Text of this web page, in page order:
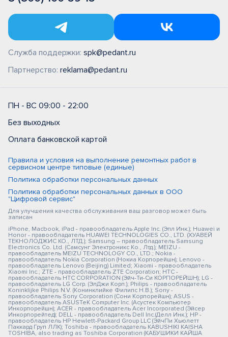
Служба поддержки: spk@pedant.ru
Партнерство: reklama@pedant.ru
ПН - ВС 09:00 - 22:00
Без выходных
Оплата банковской картой
Правила и условия на выполнение ремонтных работ в
сервисном центре типовые (единые)
Политика обработки персональных данных
Политика обработки персональных данных в ООО
"Цифровой сервис"
Для улучшения качества обслуживания ваш разговор может быть
записан
iPhone, Macbook, iPad - правообладатель Apple Inc. (Эпл Инк.); Huawei и
Honor - правообладатель HUAWEI TECHNOLOGIES CO., LTD. (ХУАВЕЙ
ТЕКНОЛОДЖИС КО., ЛТД.); Samsung – правообладатель Samsung
Electronics Co. Ltd. (Самсунг Электроникс Ко., Лтд.); MEIZU -
правообладатель MEIZU TECHNOLOGY CO., LTD.; Nokia -
правообладатель Nokia Corporation (Нокиа Корпорейшн); Lenovo -
правообладатель Lenovo (Beijing) Limited; Xiaomi - правообладатель
Xiaomi Inc.; ZTE - правообладатель ZTE Corporation; HTC -
правообладатель HTC CORPORATION (Эйч-Ти-Си КОРПОРЕЙШН); LG -
правообладатель LG Corp. (ЭлДжи Корп.); Philips - правообладатель
Koninklijke Philips N.V. (Конинклийке Филипс Н.В.); Sony -
правообладатель Sony Corporation (Сони Корпорейшн); ASUS -
правообладатель ASUSTeK Computer Inc. (Асустек Компьютер
Инкорпорейшн); ACER - правообладатель Acer Incorporated (Эйсер
Инкорпорейтед); DELL - правообладатель Dell Inc.(Делл Инк.); HP -
правообладатель HP Hewlett-Packard Group LLC (ЭйчПи Хьюлетт
Паккард Груп ЛЛК); Toshiba - правообладатель KABUSHIKI KAISHA
TOSHIBA, also trading as Toshiba Corporation (КАБУШИКИ КАЙША